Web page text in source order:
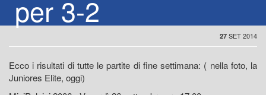
per 3-2
27 SET 2014
Ecco i risultati di tutte le partite di fine settimana: ( nella foto, la
Juniores Elite, oggi)